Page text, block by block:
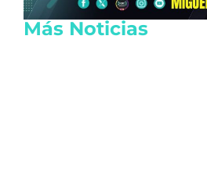
Más Noticias